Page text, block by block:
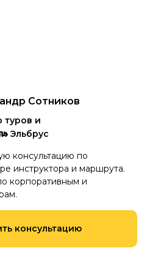
консультацию по
инструктора и маршрута.
корпоративным и
туров и
Сотников
консультацию
Эльбрус